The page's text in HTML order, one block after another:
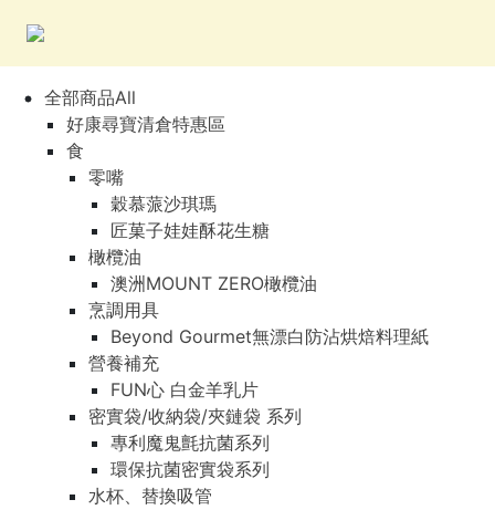
全部商品All
好康尋寶清倉特惠區
食
零嘴
穀慕蒎沙琪瑪
匠菓子娃娃酥花生糖
橄欖油
澳洲MOUNT ZERO橄欖油
烹調用具
Beyond Gourmet無漂白防沾烘焙料理紙
營養補充
FUN心 白金羊乳片
密實袋/收納袋/夾鏈袋 系列
專利魔鬼氈抗菌系列
環保抗菌密實袋系列
水杯、替換吸管